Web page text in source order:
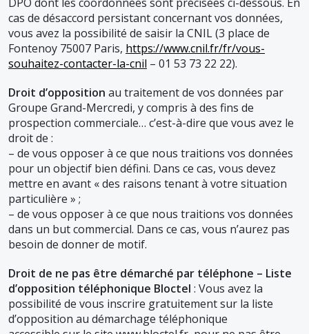
cas de désaccord persistant concernant vos données,
vous avez la possibilité de saisir la CNIL (3 place de
Fontenoy 75007 Paris, https://www.cnil.fr/fr/vous-
souhaitez-contacter-la-cnil – 01 53 73 22 22).
Droit d’opposition au traitement de vos données par
Groupe Grand-Mercredi, y compris à des fins de
prospection commerciale… c’est-à-dire que vous avez le
droit de :
– de vous opposer à ce que nous traitions vos données
pour un objectif bien défini. Dans ce cas, vous devez
mettre en avant « des raisons tenant à votre situation
particulière » ;
– de vous opposer à ce que nous traitions vos données
dans un but commercial. Dans ce cas, vous n’aurez pas
besoin de donner de motif.
Droit de ne pas être démarché par téléphone – Liste
d’opposition téléphonique Bloctel : Vous avez la
possibilité de vous inscrire gratuitement sur la liste
d’opposition au démarchage téléphonique